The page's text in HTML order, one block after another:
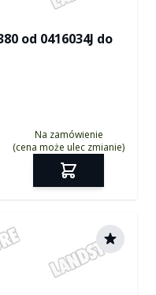
od 0416034J do
Na zamówienie
(cena może ulec zmianie)